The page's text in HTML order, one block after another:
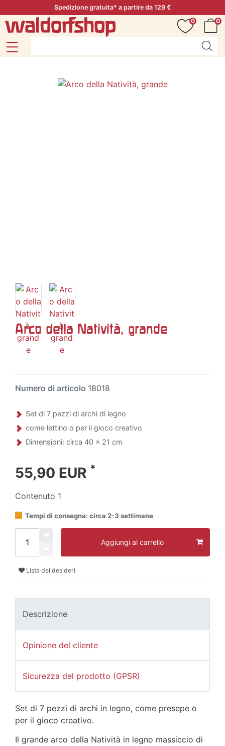
Spedizione gratuita* a partire da 129 €
0
0
Arco della Natività, grande
Numero di articolo 18018
Set di 7 pezzi di archi di legno
come lettino o per il gioco creativo
Dimensioni: circa 40 x 21 cm
55,90 EUR *
Contenuto 1
Tempi di consegna: circa 2-3 settimane
Aggiungi al carrello
Lista dei desideri
Descrizione
Opinione del cliente
Sicurezza del prodotto (GPSR)
Set di 7 pezzi di archi in legno, come presepe o
per il gioco creativo.
Il grande arco della Natività in legno massiccio di